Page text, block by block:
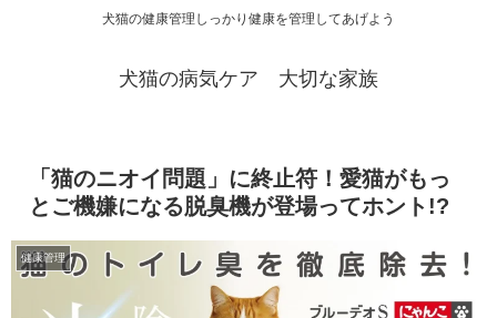
犬猫の健康管理しっかり健康を管理してあげよう
犬猫の病気ケア 大切な家族
「猫のニオイ問題」に終止符！愛猫がもっ
とご機嫌になる脱臭機が登場ってホント!?
健康管理